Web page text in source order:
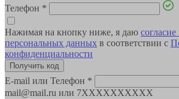
Телефон *
Нажимая на кнопку ниже, я даю
персональных данных в соответствии с
конфиденциальности
E-mail или Телефон *
mail@mail.ru или 7XXXXXXXXXX